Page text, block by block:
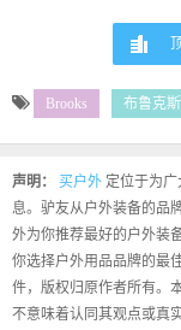
Brooks 布鲁克斯
声明： 买户外 定位于为
息。驴友从户外装备的品
外为你推荐最好的户外装
你选择户外用品品牌的最
件，版权归原作者所有。
不意味着认同其观点或真